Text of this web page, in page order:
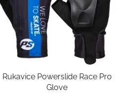
Rukavice Powerslide Race Pro
Glove